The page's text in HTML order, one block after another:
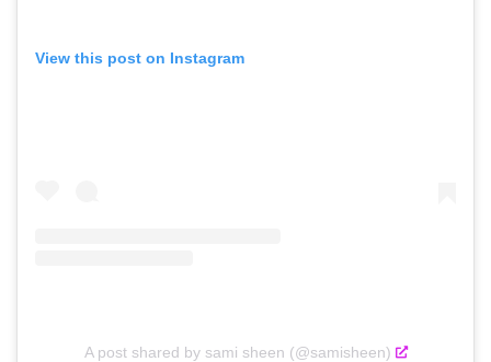
View this post on Instagram
A post shared by sami sheen (@samisheen)